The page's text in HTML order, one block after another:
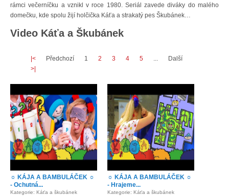
rámci večerníčku a vznikl v roce 1980. Seriál zavede diváky do malého
domečku, kde spolu žijí holčička Káťa a strakatý pes Škubánek…
Video Káťa a Škubánek
|< Předchozí 1 2 3 4 5 ...
Další
>|
☼ KÁJA A BAMBULÁČEK ☼
- Ochutná...
Kategorie: Káťa a škubánek
☼ KÁJA A BAMBULÁČEK ☼
- Hrajeme...
Kategorie: Káťa a škubánek